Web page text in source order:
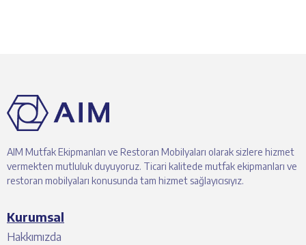
AIM Mutfak Ekipmanları ve Restoran Mobilyaları olarak sizlere hizmet
vermekten mutluluk duyuyoruz. Ticari kalitede mutfak ekipmanları ve
restoran mobilyaları konusunda tam hizmet sağlayıcısıyız.
Kurumsal
Hakkımızda